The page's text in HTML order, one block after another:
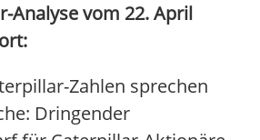
Analyse vom 22. April
Zahlen sprechen
Dringender